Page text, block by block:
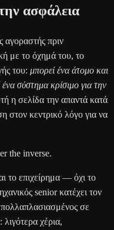
ασφάλεια
πριν
με το όχημά του, το
του: μπορεί ένα άτομο και
σύστημα κρίσιμο για την
η σελίδα την απαντά κατά
στον κεντρικό λόγο για να
the inverse.
το επιχείρημα — όχι το
senior κατέχει τον
σε
χέρια,